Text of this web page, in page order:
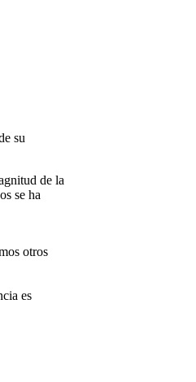
su
de la
se ha
otros
es